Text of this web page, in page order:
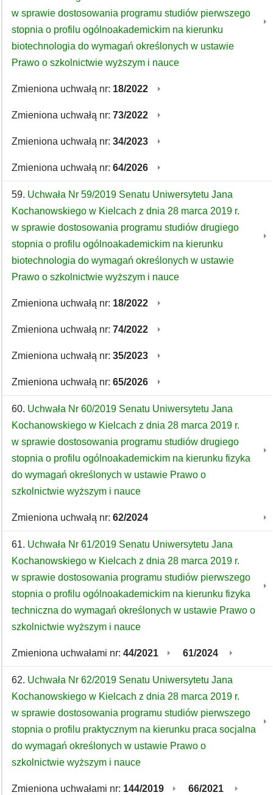
w sprawie dostosowania programu studiów pierwszego
stopnia o profilu ogólnoakademickim na kierunku
biotechnologia do wymagań określonych w ustawie
Prawo o szkolnictwie wyższym i nauce
Zmieniona uchwałą nr: 18/2022
Zmieniona uchwałą nr: 73/2022
Zmieniona uchwałą nr: 34/2023
Zmieniona uchwałą nr: 64/2026
59. Uchwała Nr 59/2019 Senatu Uniwersytetu Jana
Kochanowskiego w Kielcach z dnia 28 marca 2019 r.
w sprawie dostosowania programu studiów drugiego
stopnia o profilu ogólnoakademickim na kierunku
biotechnologia do wymagań określonych w ustawie
Prawo o szkolnictwie wyższym i nauce
Zmieniona uchwałą nr: 18/2022
Zmieniona uchwałą nr: 74/2022
Zmieniona uchwałą nr: 35/2023
Zmieniona uchwałą nr: 65/2026
60. Uchwała Nr 60/2019 Senatu Uniwersytetu Jana
Kochanowskiego w Kielcach z dnia 28 marca 2019 r.
w sprawie dostosowania programu studiów drugiego
stopnia o profilu ogólnoakademickim na kierunku fizyka
do wymagań określonych w ustawie Prawo o
szkolnictwie wyższym i nauce
Zmieniona uchwałą nr: 62/2024
61. Uchwała Nr 61/2019 Senatu Uniwersytetu Jana
Kochanowskiego w Kielcach z dnia 28 marca 2019 r.
w sprawie dostosowania programu studiów pierwszego
stopnia o profilu ogólnoakademickim na kierunku fizyka
techniczna do wymagań określonych w ustawie Prawo o
szkolnictwie wyższym i nauce
Zmieniona uchwałami nr: 44/2021 61/2024
62. Uchwała Nr 62/2019 Senatu Uniwersytetu Jana
Kochanowskiego w Kielcach z dnia 28 marca 2019 r.
w sprawie dostosowania programu studiów pierwszego
stopnia o profilu praktycznym na kierunku praca socjalna
do wymagań określonych w ustawie Prawo o
szkolnictwie wyższym i nauce
Zmieniona uchwałami nr: 144/2019 66/2021